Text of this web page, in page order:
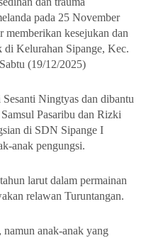
pada 25 November
memberikan kesejukan dan
di Kelurahan Sipange, Kec.
(19/12/2025)
Ningtyas dan dibantu
Pasaribu dan Rizki
di SDN Sipange I
anak pengungsi.
larut dalam permainan
relawan Turuntangan.
anak-anak yang